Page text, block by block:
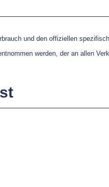
und den offiziellen
werden, der an allen